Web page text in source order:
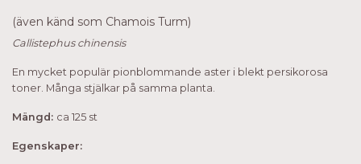
(även känd som Chamois Turm)
Callistephus chinensis
En mycket populär pionblommande aster i blekt persikorosa
toner. Många stjälkar på samma planta.
Mängd: ca 125 st
Egenskaper: